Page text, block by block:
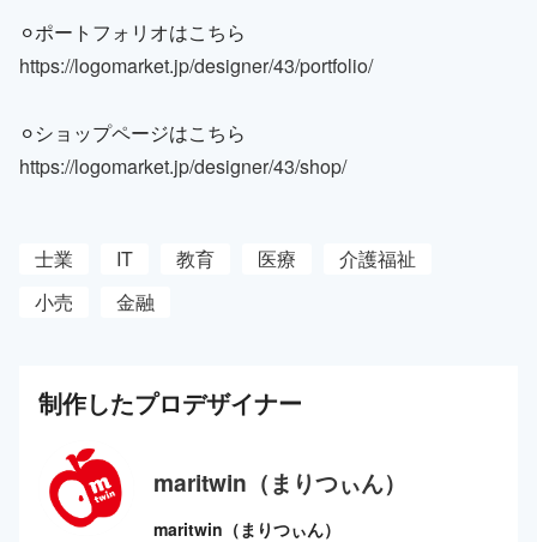
⚪︎ポートフォリオはこちら
https://logomarket.jp/designer/43/portfolio/
⚪︎ショップページはこちら
https://logomarket.jp/designer/43/shop/
士業 IT 教育 医療
介護福祉
小売
金融
制作したプロデザイナー
maritwin（まりつぃん）
maritwin（まりつぃん）